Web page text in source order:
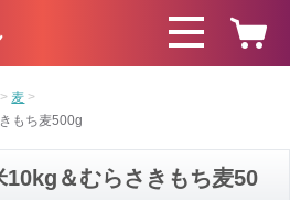
麦
もち麦500g
10kg＆むらさきもち麦50